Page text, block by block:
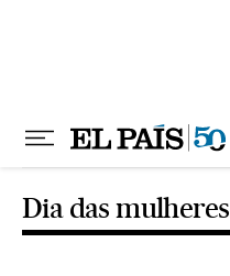
Dia das mulheres